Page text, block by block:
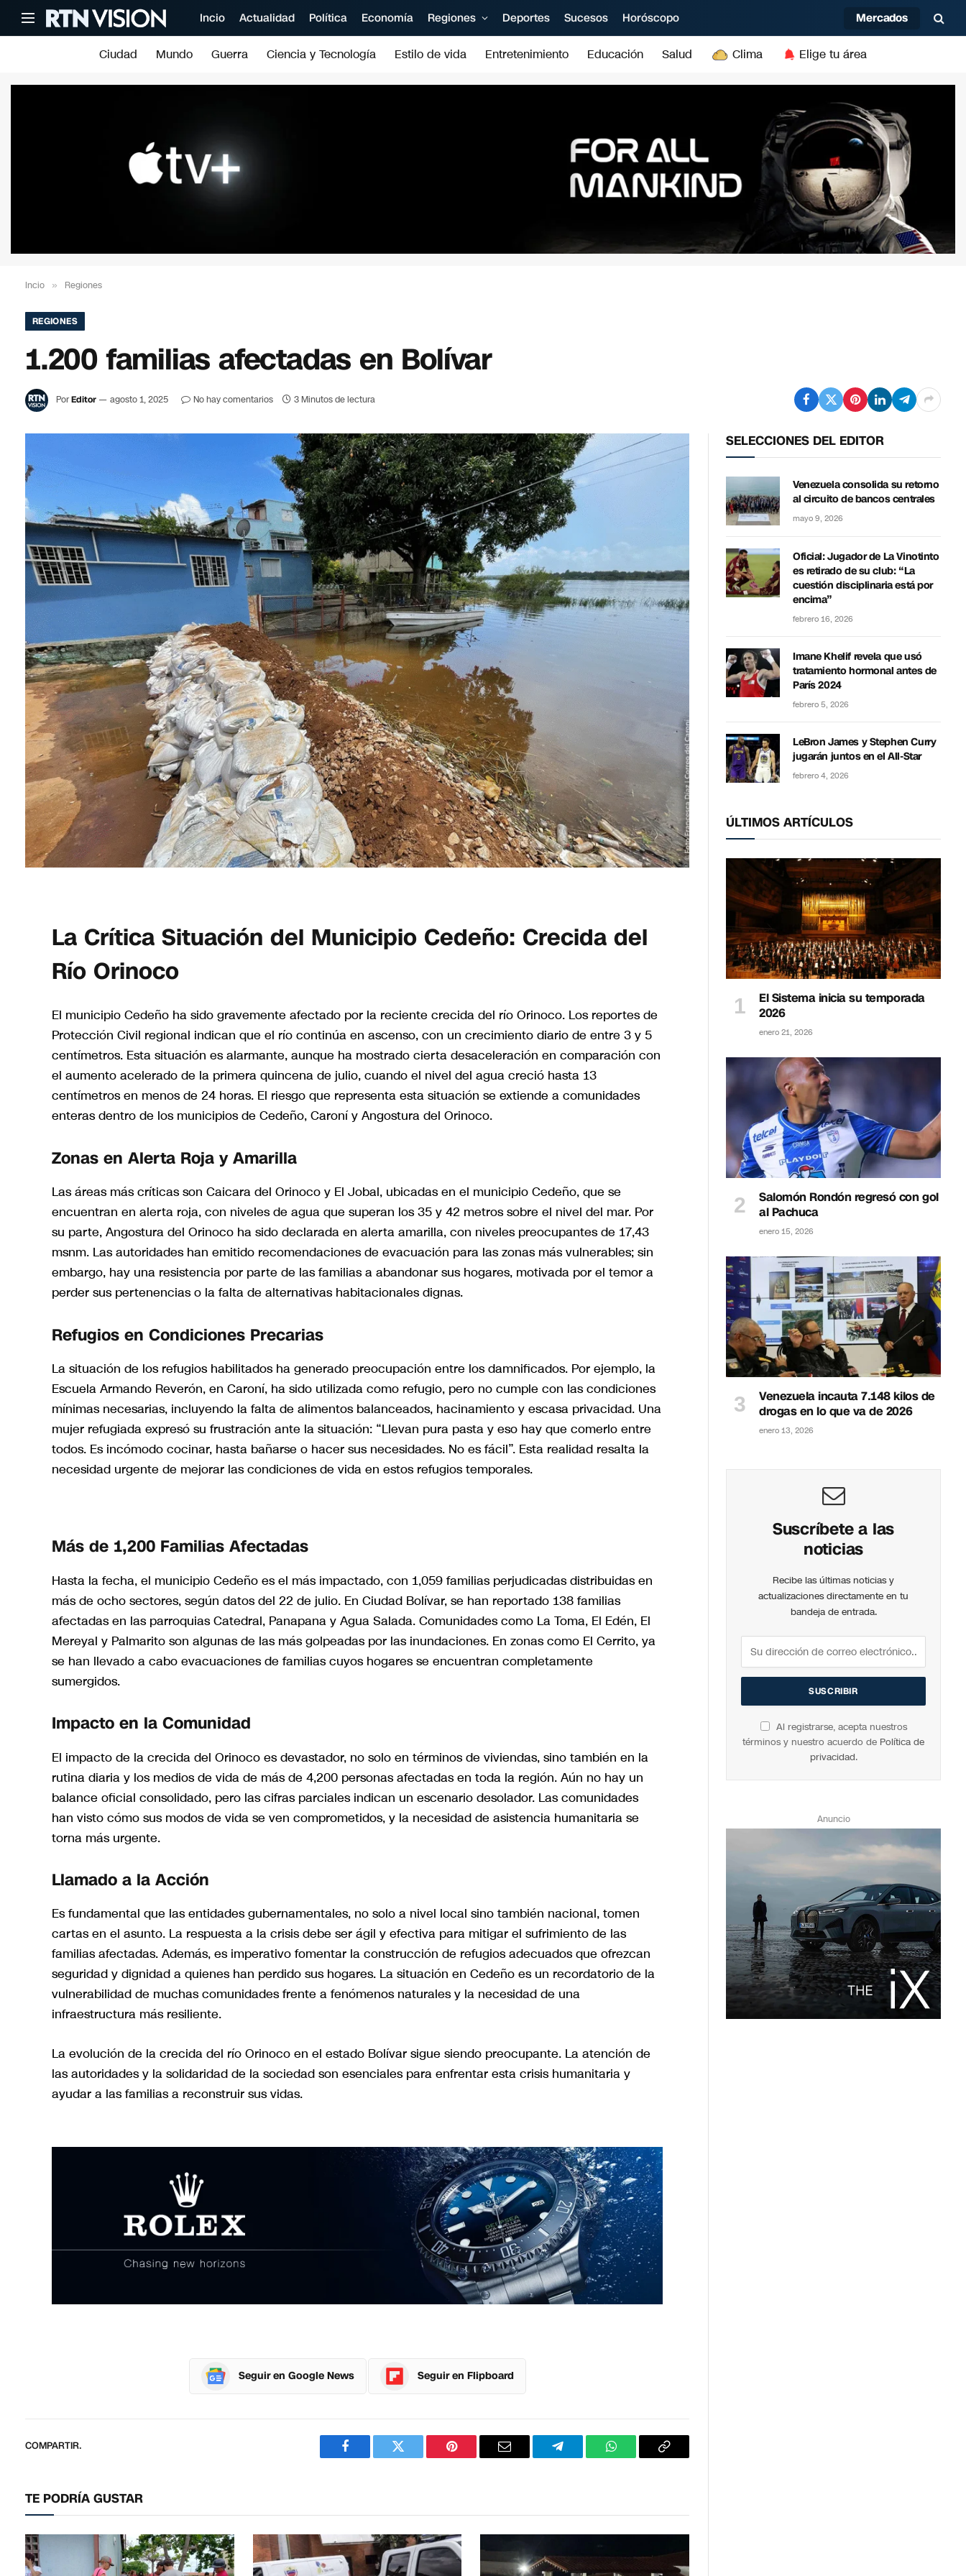
Incio Actualidad Política Economía Regiones Deportes Sucesos Horóscopo Mercados
Ciudad Mundo Guerra Ciencia y Tecnología Estilo de vida Entretenimiento Educación Salud Clima Elige tu área
Incio » Regiones
REGIONES
1.200 familias afectadas en Bolívar
PorEditor agosto 1, 2025 No hay comentarios 3 Minutos de lectura
La Crítica Situación del Municipio Cedeño: Crecida del
Río Orinoco
El municipio Cedeño ha sido gravemente afectado por la reciente crecida del río Orinoco. Los reportes de
Protección Civil regional indican que el río continúa en ascenso, con un crecimiento diario de entre 3 y 5
centímetros. Esta situación es alarmante, aunque ha mostrado cierta desaceleración en comparación con
el aumento acelerado de la primera quincena de julio, cuando el nivel del agua creció hasta 13
centímetros en menos de 24 horas. El riesgo que representa esta situación se extiende a comunidades
enteras dentro de los municipios de Cedeño, Caroní y Angostura del Orinoco.
Zonas en Alerta Roja y Amarilla
Las áreas más críticas son Caicara del Orinoco y El Jobal, ubicadas en el municipio Cedeño, que se
encuentran en alerta roja, con niveles de agua que superan los 35 y 42 metros sobre el nivel del mar. Por
su parte, Angostura del Orinoco ha sido declarada en alerta amarilla, con niveles preocupantes de 17,43
msnm. Las autoridades han emitido recomendaciones de evacuación para las zonas más vulnerables; sin
embargo, hay una resistencia por parte de las familias a abandonar sus hogares, motivada por el temor a
perder sus pertenencias o la falta de alternativas habitacionales dignas.
Refugios en Condiciones Precarias
La situación de los refugios habilitados ha generado preocupación entre los damnificados. Por ejemplo, la
Escuela Armando Reverón, en Caroní, ha sido utilizada como refugio, pero no cumple con las condiciones
mínimas necesarias, incluyendo la falta de alimentos balanceados, hacinamiento y escasa privacidad. Una
mujer refugiada expresó su frustración ante la situación: “Llevan pura pasta y eso hay que comerlo entre
todos. Es incómodo cocinar, hasta bañarse o hacer sus necesidades. No es fácil”. Esta realidad resalta la
necesidad urgente de mejorar las condiciones de vida en estos refugios temporales.
Más de 1,200 Familias Afectadas
Hasta la fecha, el municipio Cedeño es el más impactado, con 1,059 familias perjudicadas distribuidas en
más de ocho sectores, según datos del 22 de julio. En Ciudad Bolívar, se han reportado 138 familias
afectadas en las parroquias Catedral, Panapana y Agua Salada. Comunidades como La Toma, El Edén, El
Mereyal y Palmarito son algunas de las más golpeadas por las inundaciones. En zonas como El Cerrito, ya
se han llevado a cabo evacuaciones de familias cuyos hogares se encuentran completamente
sumergidos.
Impacto en la Comunidad
El impacto de la crecida del Orinoco es devastador, no solo en términos de viviendas, sino también en la
rutina diaria y los medios de vida de más de 4,200 personas afectadas en toda la región. Aún no hay un
balance oficial consolidado, pero las cifras parciales indican un escenario desolador. Las comunidades
han visto cómo sus modos de vida se ven comprometidos, y la necesidad de asistencia humanitaria se
torna más urgente.
Llamado a la Acción
Es fundamental que las entidades gubernamentales, no solo a nivel local sino también nacional, tomen
cartas en el asunto. La respuesta a la crisis debe ser ágil y efectiva para mitigar el sufrimiento de las
familias afectadas. Además, es imperativo fomentar la construcción de refugios adecuados que ofrezcan
seguridad y dignidad a quienes han perdido sus hogares. La situación en Cedeño es un recordatorio de la
vulnerabilidad de muchas comunidades frente a fenómenos naturales y la necesidad de una
infraestructura más resiliente.
La evolución de la crecida del río Orinoco en el estado Bolívar sigue siendo preocupante. La atención de
las autoridades y la solidaridad de la sociedad son esenciales para enfrentar esta crisis humanitaria y
ayudar a las familias a reconstruir sus vidas.
Seguir en Google News Seguir en Flipboard
COMPARTIR.
FacebookTwitter PinterestCorreo
TelegramWhatsAppCopiar
TE PODRÍA GUSTAR
SELECCIONES DEL EDITOR
Venezuela consolida su retorno
al circuito de bancos centrales
mayo 9, 2026
Oficial: Jugador de La Vinotinto
es retirado de su club: “La
cuestión disciplinaria está por
encima”
febrero 16, 2026
Imane Khelif revela que usó
tratamiento hormonal antes de
París 2024
febrero 5, 2026
LeBron James y Stephen Curry
jugarán juntos en el All-Star
febrero 4, 2026
ÚLTIMOS ARTÍCULOS
El Sistema inicia su temporada
2026
enero 21, 2026
Salomón Rondón regresó con gol
al Pachuca
enero 15, 2026
Venezuela incauta 7.148 kilos de
drogas en lo que va de 2026
enero 13, 2026
Suscríbete a las
noticias
Recibe las últimas noticias y
actualizaciones directamente en tu
bandeja de entrada.
Al registrarse, acepta nuestros
términos y nuestro acuerdo de Política de
privacidad.
Anuncio